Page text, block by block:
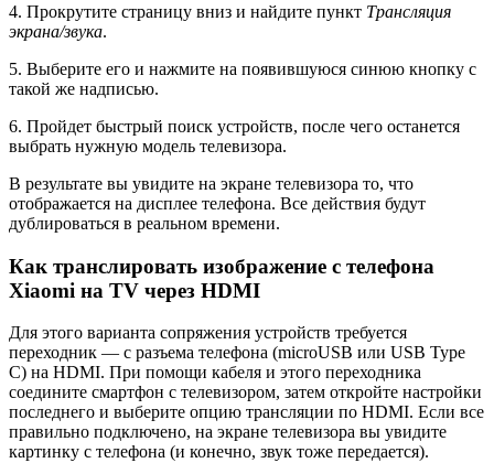
4. Прокрутите страницу вниз и найдите пункт Трансляция
экрана/звука.
5. Выберите его и нажмите на появившуюся синюю кнопку с
такой же надписью.
6. Пройдет быстрый поиск устройств, после чего останется
выбрать нужную модель телевизора.
В результате вы увидите на экране телевизора то, что
отображается на дисплее телефона. Все действия будут
дублироваться в реальном времени.
Как транслировать изображение с телефона
Xiaomi на TV через HDMI
Для этого варианта сопряжения устройств требуется
переходник — с разъема телефона (microUSB или USB Type
C) на HDMI. При помощи кабеля и этого переходника
соедините смартфон с телевизором, затем откройте настройки
последнего и выберите опцию трансляции по HDMI. Если все
правильно подключено, на экране телевизора вы увидите
картинку с телефона (и конечно, звук тоже передается).